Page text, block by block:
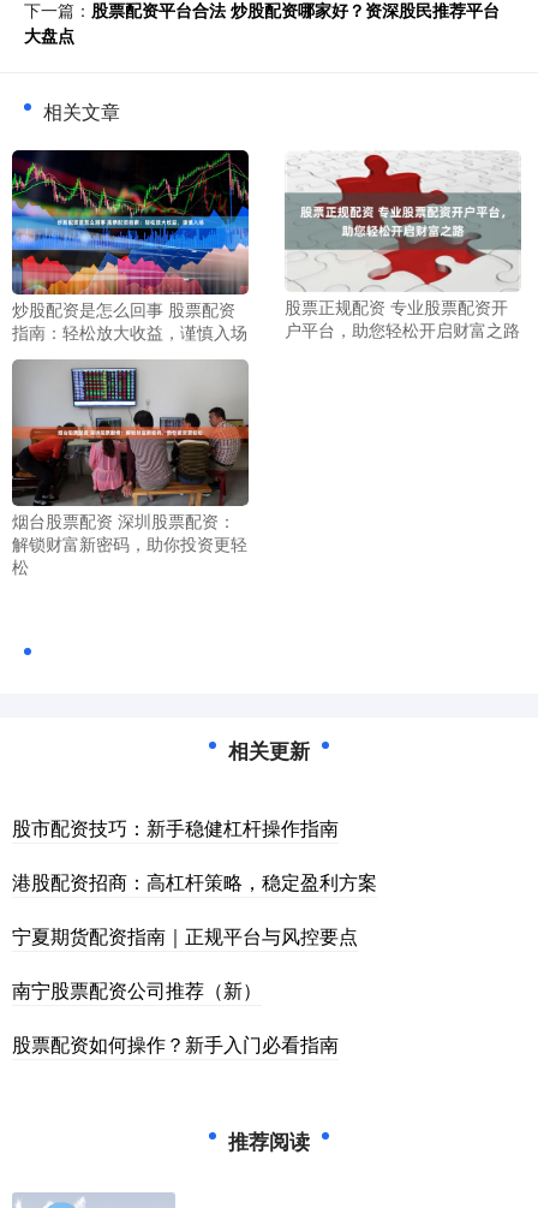
下一篇： 股票配资平台合法 炒股配资哪家好？资深股民推荐平台
大盘点
相关文章
炒股配资是怎么回事 股票配资
指南：轻松放大收益，谨慎入场
股票正规配资 专业股票配资开
户平台，助您轻松开启财富之路
烟台股票配资 深圳股票配资：
解锁财富新密码，助你投资更轻
松
相关更新
股市配资技巧：新手稳健杠杆操作指南
港股配资招商：高杠杆策略，稳定盈利方案
宁夏期货配资指南｜正规平台与风控要点
南宁股票配资公司推荐（新）
股票配资如何操作？新手入门必看指南
推荐阅读